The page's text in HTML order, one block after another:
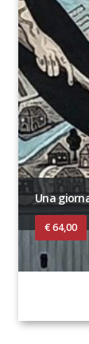
Una
€ 64,00